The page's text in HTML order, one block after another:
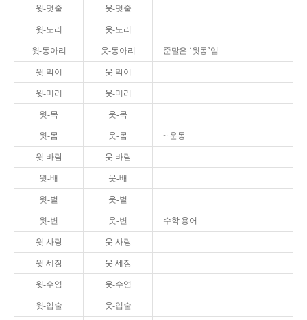
윗-덧줄 웃-덧줄
윗-도리 웃-도리
윗-동아리 웃-동아리 준말은 ‘윗동’임.
윗-막이 웃-막이
윗-머리 웃-머리
윗-목 웃-목
윗-몸 웃-몸 ~ 운동.
윗-바람 웃-바람
윗-배 웃-배
윗-벌 웃-벌
윗-변 웃-변 수학 용어.
윗-사랑 웃-사랑
윗-세장 웃-세장
윗-수염 웃-수염
윗-입술 웃-입술